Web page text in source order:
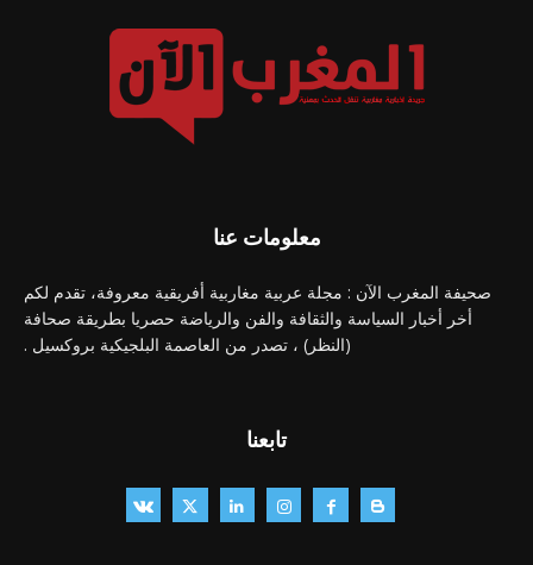
معلومات عنا
صحيفة المغرب الآن : مجلة عربية مغاربية أفريقية معروفة، تقدم لكم
أخر أخبار السياسة والثقافة والفن والرياضة حصريا بطريقة صحافة
(النظر) ، تصدر من العاصمة البلجيكية بروكسيل .
تابعنا